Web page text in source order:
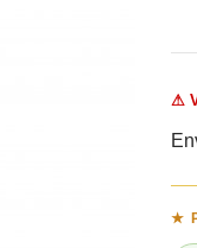
⚠
★